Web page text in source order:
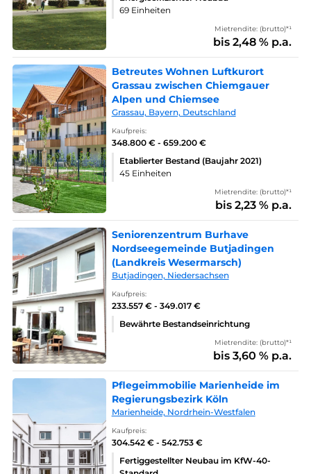
69 Einheiten
Mietrendite: (brutto)*¹
bis 2,48 % p.a.
Betreutes Wohnen Luftkurort
Grassau zwischen Chiemgauer
Alpen und Chiemsee
Grassau, Bayern, Deutschland
Kaufpreis:
348.800 € - 659.200 €
Etablierter Bestand (Baujahr 2021)
45 Einheiten
Mietrendite: (brutto)*¹
bis 2,23 % p.a.
Seniorenzentrum Burhave
Nordseegemeinde Butjadingen
(Landkreis Wesermarsch)
Butjadingen, Niedersachsen
Kaufpreis:
233.557 € - 349.017 €
Bewährte Bestandseinrichtung
Mietrendite: (brutto)*¹
bis 3,60 % p.a.
Pflegeimmobilie Marienheide im
Regierungsbezirk Köln
Marienheide, Nordrhein-Westfalen
Kaufpreis:
304.542 € - 542.753 €
Fertiggestellter Neubau im KfW-40-